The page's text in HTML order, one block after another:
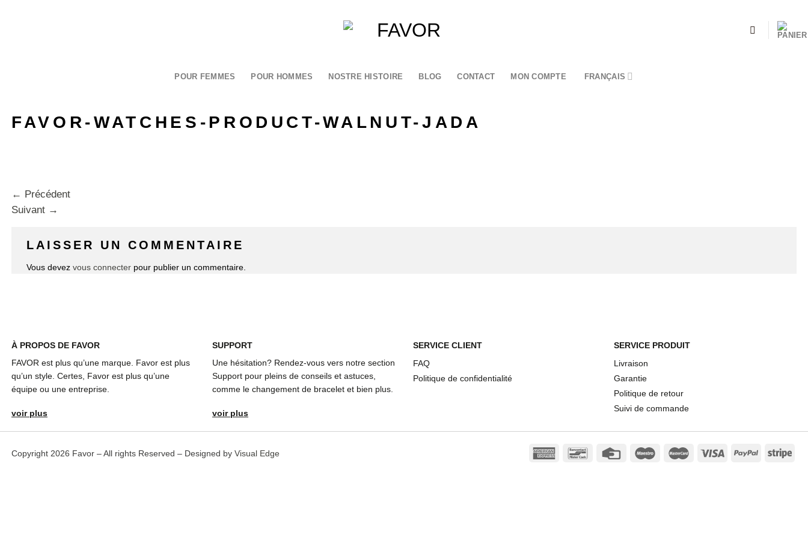
POUR FEMMES POUR HOMMES NOSTRE HISTOIRE BLOG CONTACT MON COMPTE FRANÇAIS
FAVOR-WATCHES-PRODUCT-WALNUT-JADA
← Précédent
Suivant →
LAISSER UN COMMENTAIRE
Vous devez vous connecter pour publier un commentaire.
À PROPOS DE FAVOR
FAVOR est plus qu’une marque. Favor est plus
qu’un style. Certes, Favor est plus qu’une
équipe ou une entreprise.
voir plus
SUPPORT
Une hésitation? Rendez-vous vers notre section
Support pour pleins de conseils et astuces,
comme le changement de bracelet et bien plus.
voir plus
SERVICE CLIENT
FAQ
Politique de confidentialité
SERVICE PRODUIT
Livraison
Garantie
Politique de retour
Suivi de commande
Copyright 2026 Favor – All rights Reserved – Designed by Visual Edge